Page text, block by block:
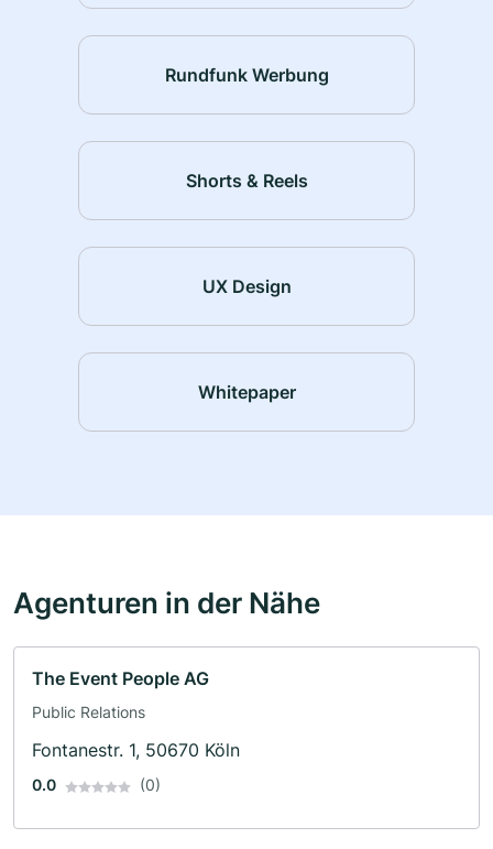
Rundfunk Werbung
Shorts & Reels
UX Design
Whitepaper
Agenturen in der Nähe
The Event People AG
Public Relations
Fontanestr. 1, 50670 Köln
0.0 (0)